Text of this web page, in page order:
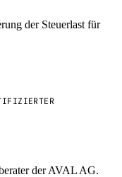
der Steuerlast für
der AVAL AG.